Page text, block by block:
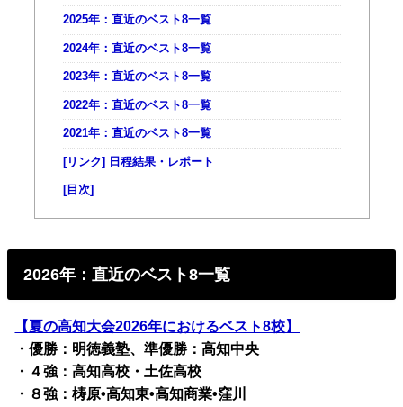
2025年：直近のベスト8一覧
2024年：直近のベスト8一覧
2023年：直近のベスト8一覧
2022年：直近のベスト8一覧
2021年：直近のベスト8一覧
[リンク] 日程結果・レポート
[目次]
2026年：直近のベスト8一覧
【夏の高知大会2026年におけるベスト8校】
・優勝：明徳義塾、準優勝：高知中央
・４強：高知高校・土佐高校
・８強：梼原•高知東•高知商業•窪川